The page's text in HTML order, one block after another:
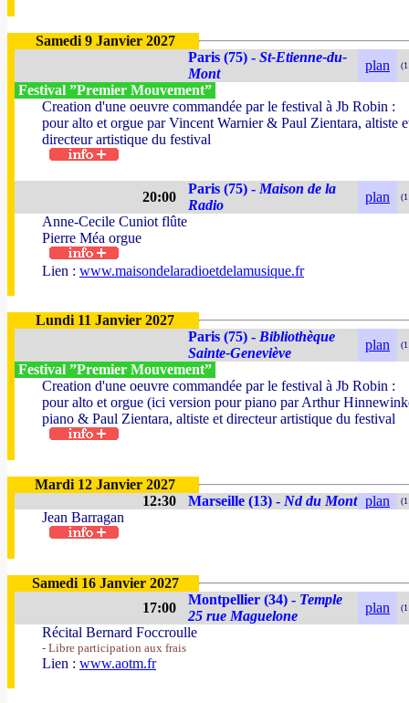
Samedi 9 Janvier 2027
Paris (75) - St-Etienne-du-
Mont
plan
Festival ”Premier Mouvement”
Creation d'une oeuvre commandée par le festival à Jb Robin :
pour alto et orgue par Vincent Warnier & Paul Zientara, altiste
directeur artistique du festival
20:00
Paris (75) - Maison de la
Radio
plan
Anne-Cecile Cuniot flûte
Pierre Méa orgue
Lien : www.maisondelaradioetdelamusique.fr
Lundi 11 Janvier 2027
Paris (75) - Bibliothèque
Sainte-Geneviève
plan
Festival ”Premier Mouvement”
Creation d'une oeuvre commandée par le festival à Jb Robin :
pour alto et orgue (ici version pour piano par Arthur
piano & Paul Zientara, altiste et directeur artistique du festival
Mardi 12 Janvier 2027
12:30
Marseille (13) - Nd du Mont plan
Jean Barragan
Samedi 16 Janvier 2027
17:00
Montpellier (34) - Temple
25 rue Maguelone
plan
Récital Bernard Foccroulle
- Libre participation aux frais
Lien : www.aotm.fr